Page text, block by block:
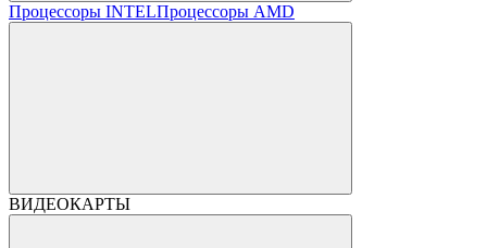
Процессоры INTELПроцессоры AMD
ВИДЕОКАРТЫ